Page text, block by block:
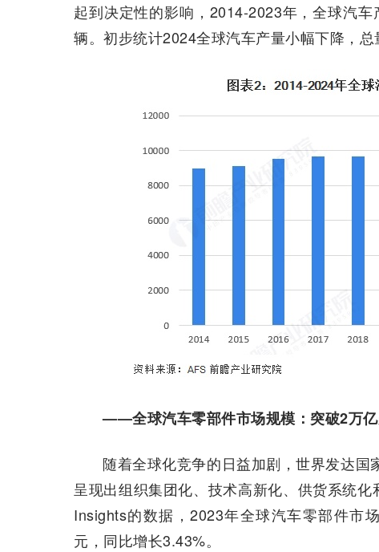
起到决定性的影响，2014-2023年，全球汽
辆。初步统计2024全球汽车产量小幅下降，总
——全球汽车零部件市场规模：突破2万
随着全球化竞争的日益加剧，世界发达
呈现出组织集团化、技术高新化、供货系统
Insights的数据，2023年全球汽车零部件市
元，同比增长3.43%。